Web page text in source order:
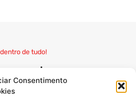
Consentimento
de tudo!
receba nossas
atualizadas